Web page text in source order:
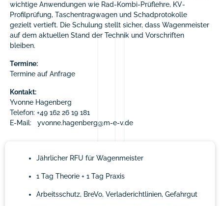
wichtige Anwendungen wie Rad-Kombi-Prüflehre, KV-
Profilprüfung, Taschentragwagen und Schadprotokolle
gezielt vertieft. Die Schulung stellt sicher, dass Wagenmeister
auf dem aktuellen Stand der Technik und Vorschriften
bleiben.
Termine:
Termine auf Anfrage
Kontakt:
Yvonne Hagenberg
Telefon: +49 162 26 19 181
E-Mail: yvonne.hagenberg@m-e-v.de
Jährlicher RFU für Wagenmeister
1 Tag Theorie + 1 Tag Praxis
Arbeitsschutz, BreVo, Verladerichtlinien, Gefahrgut